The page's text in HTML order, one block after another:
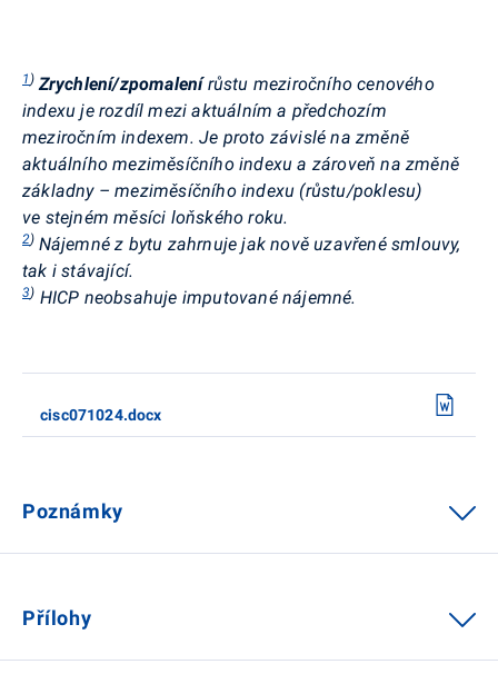
1 ) Zrychlení/zpomalenírůstu meziročního cenového
indexu je rozdíl mezi aktuálním a předchozím
meziročním indexem. Je proto závislé na změně
aktuálního meziměsíčního indexu a zároveň na změně
základny – meziměsíčního indexu (růstu/poklesu)
ve stejném měsíci loňského roku.
2) Nájemné z bytu zahrnuje jak nově uzavřené smlouvy,
tak i stávající.
3) HICP neobsahuje imputované nájemné.
cisc071024.docx
Poznámky
Přílohy